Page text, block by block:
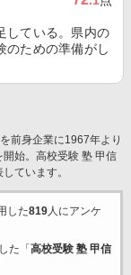
している。県内の
のための準備がし
前身企業に1967年より
始。高校受験 塾 甲信
ています。
した819人にアンケ
た「 高校受験 塾 甲信